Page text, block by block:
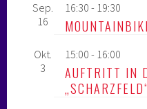
Sep.
16
16:30 - 19:30
Okt.
3
15:00 - 16:00
AUFTRITT IN
„SCHARZFELD“